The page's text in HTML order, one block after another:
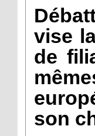
vise
de
son